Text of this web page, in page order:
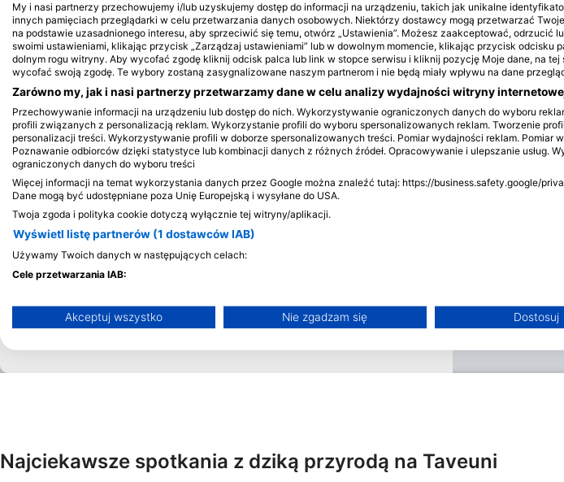
Wysoki
września
niestabilne,
od grudnia
Najwięcej
wzrosnąć
najlepsza
Manty są
Najciekawsze spotkania z dziką przyrodą na Taveuni
My i nasi partnerzy przechowujemy i/lub uzyskujemy dostęp do informacji na urządzeniu, takich jak unikalne
innych pamięciach przeglądarki w celu przetwarzania danych osobowych. Niektórzy dostawcy mogą przetwarzać
na podstawie uzasadnionego interesu, aby sprzeciwić się temu, otwórz „Ustawienia”. Możesz zaakceptować, odrzucić
swoimi ustawieniami, klikając przycisk „Zarządzaj ustawieniami” lub w dowolnym momencie, klikając przycisk odcisku
dolnym rogu witryny. Aby wycofać zgodę kliknij odcisk palca lub link w stopce serwisu i kliknij pozycję Moje dane, na tej
wycofać swoją zgodę. Te wybory zostaną zasygnalizowane naszym partnerom i nie będą miały wpływu na dane
Zarówno my, jak i nasi partnerzy przetwarzamy dane w celu analizy wydajności witryny
Przechowywanie informacji na urządzeniu lub dostęp do nich. Wykorzystywanie ograniczonych danych do wyboru
profili związanych z personalizacją reklam. Wykorzystanie profili do wyboru spersonalizowanych reklam. Tworzenie
personalizacji treści. Wykorzystywanie profili w doborze spersonalizowanych treści. Pomiar wydajności reklam. Pomiar
Poznawanie odbiorców dzięki statystyce lub kombinacji danych z różnych źródeł. Opracowywanie i ulepszanie usług.
ograniczonych danych do wyboru treści
Więcej informacji na temat wykorzystania danych przez Google można znaleźć tutaj: https://business.safety.google/
Dane mogą być udostępniane poza Unię Europejską i wysyłane do USA.
Twoja zgoda i polityka cookie dotyczą wyłącznie tej witryny/aplikacji.
Wyświetl listę partnerów (1 dostawców IAB)
Używamy Twoich danych w następujących celach:
Cele przetwarzania IAB:
Wykorzystywanie ograniczonych danych do wyboru reklam
Wykorzystywanie profili w celu doboru spersonalizowanych treści
Akceptuj wszystko Nie zgadzam się Dostosuj